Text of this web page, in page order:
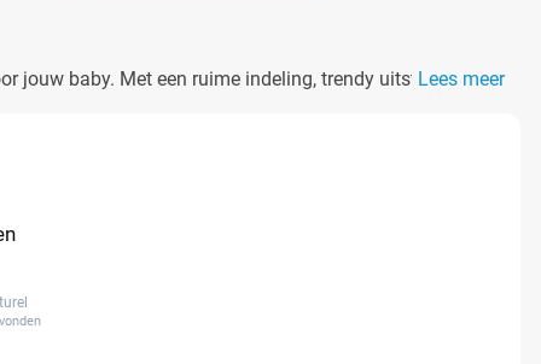
jouw baby. Met een ruime indeling, trendy uitstraling, en
Lees meer